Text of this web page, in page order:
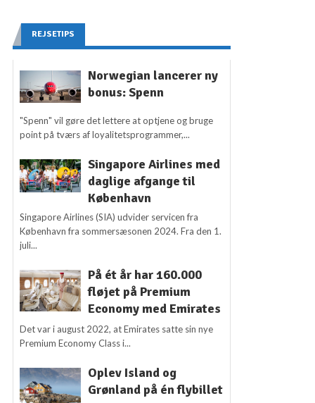
REJSETIPS
Norwegian lancerer ny
bonus: Spenn
"Spenn" vil gøre det lettere at optjene og bruge
point på tværs af loyalitetsprogrammer,...
Singapore Airlines med
daglige afgange til
København
Singapore Airlines (SIA) udvider servicen fra
København fra sommersæsonen 2024. Fra den 1.
juli...
På ét år har 160.000
fløjet på Premium
Economy med Emirates
Det var i august 2022, at Emirates satte sin nye
Premium Economy Class i...
Oplev Island og
Grønland på én flybillet